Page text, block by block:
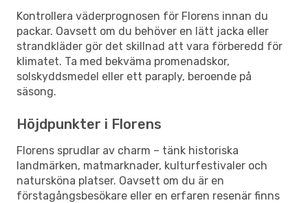
Kontrollera väderprognosen för Florens innan du
packar. Oavsett om du behöver en lätt jacka eller
strandkläder gör det skillnad att vara förberedd för
klimatet. Ta med bekväma promenadskor,
solskyddsmedel eller ett paraply, beroende på
säsong.
Höjdpunkter i Florens
Florens sprudlar av charm – tänk historiska
landmärken, matmarknader, kulturfestivaler och
natursköna platser. Oavsett om du är en
förstagångsbesökare eller en erfaren resenär finns